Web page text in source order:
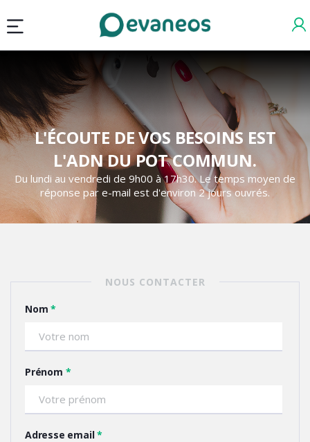
L'ÉCOUTE DE VOS BESOINS EST
L'ADN DU POT COMMUN.
Du lundi au vendredi de 9h00 à 17h30. Le temps moyen de
réponse par e-mail est d'environ 2 jours ouvrés.
NOUS CONTACTER
Nom
Prénom
Adresse email